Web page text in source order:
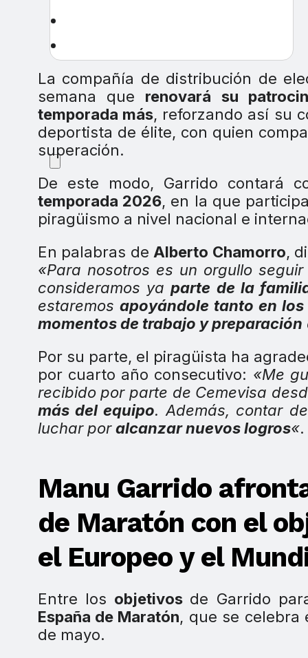
La compañía de distribución de
semana que renovará su
temporada más, reforzando así su
deportista de élite, con quien
superación.
De este modo, Garrido contará
temporada 2026, en la que
piragüismo a nivel nacional e
En palabras deAlberto Chamorro,
«Para nosotros es un orgullo
consideramos yaparte de la
estaremos apoyándole tanto en
momentos de trabajo y preparación
Por su parte, el piragüista ha
por cuarto año consecutivo: «Me
recibido por parte de Cemevisa
más del equipo. Además, contar
luchar poralcanzar nuevos logros«.
Manu Garrido
de Maratón con el
el Europeo y el
Entre los objetivos de Garrido
España de Maratón, que se celebra
de mayo.